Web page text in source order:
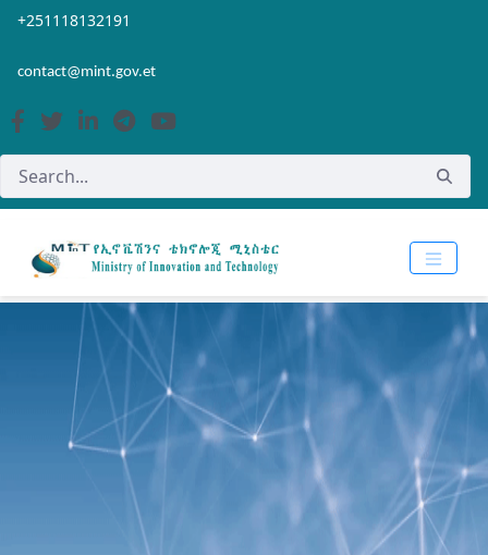
Skip to Main Content
Open Accessibility Menu
+251118132191
contact@mint.gov.et